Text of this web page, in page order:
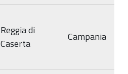
Reggia di
Caserta
Campania